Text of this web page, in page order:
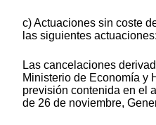
c) Actuaciones sin coste
las siguientes actuaciones:
Las cancelaciones
Ministerio de Economía y
previsión contenida en el
de 26 de noviembre,